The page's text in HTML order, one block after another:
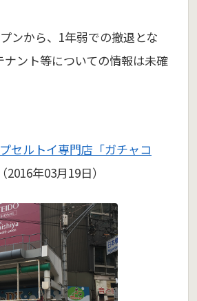
ンから、1年弱での撤退とな
ナント等についての情報は未確
セルトイ専門店「ガチャコ
（2016年03月19日）